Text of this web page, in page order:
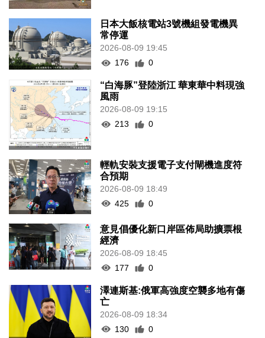
日本大飯核電站3號機組發電機異
常停運
2026-08-09 19:45
176
0
“白海豚”登陸浙江 華東華中料現強
風雨
2026-08-09 19:15
213
0
輕軌安裝支援電子支付閘機進度符
合預期
2026-08-09 18:49
425
0
意見倡優化新口岸區佈局助擴票根
經濟
2026-08-09 18:45
177
0
澤連斯基:俄軍高強度空襲多地有傷
亡
2026-08-09 18:34
130
0